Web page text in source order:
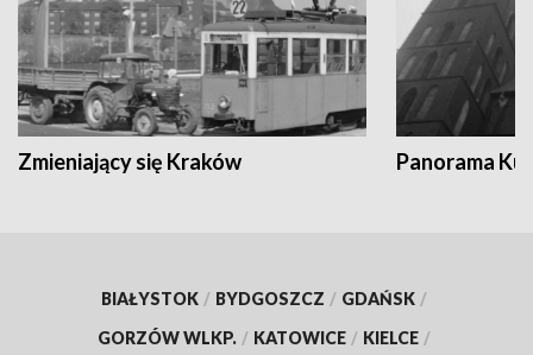
Zmieniający się Kraków Panorama
BIAŁYSTOK / BYDGOSZCZ / GDAŃSK /
GORZÓW WLKP. / KATOWICE / KIELCE /